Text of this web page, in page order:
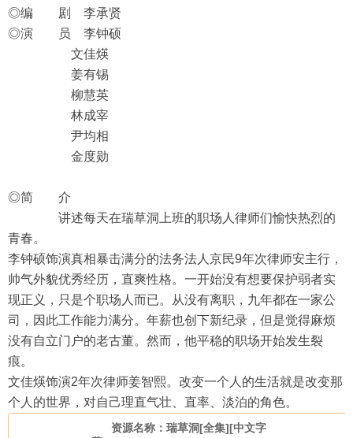
◎编 剧 李承贤
◎演 员 李钟硕
文佳煐
姜有锡
柳慧英
林成宰
尹均相
金度勋
◎简 介
讲述每天在瑞草洞上班的职场人律师们愉快热烈的
青春。
李钟硕饰演真相暴击满分的法务法人京民9年次律师安主行，
帅气外貌优秀经历，直爽性格。一开始没有想要保护弱者实
现正义，只是个职场人而已。从没有离职，九年都在一家公
司，因此工作能力满分。年薪也创下新纪录，但是觉得麻烦
没有自立门户的老古董。然而，他平稳的职场开始发生裂
痕。
文佳煐饰演2年次律师姜智熙。改变一个人的生活就是改变那
个人的世界，对自己理直气壮、直率、淡泊的角色。
资源名称：瑞草洞[全集][中文字